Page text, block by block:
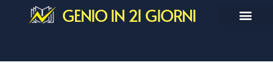
GENIO IN 21 GIORNI